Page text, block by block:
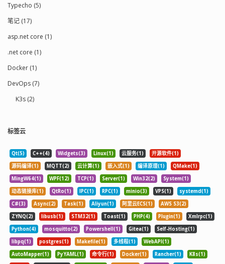
Typecho (5)
笔记 (17)
asp.net core (1)
.net core (1)
Docker (1)
DevOps (7)
K3s (2)
标签云
Qt(5) C++(4) Widgets(3) Linux(1) 云服务(1)
开源软件(1)
源码编译(1)
MQTT(2) 云计算(1) 嵌入式(1) 编译原理(1)
QMake(1)
MingW64(1)
WPF(12) TCP(1) Server(1) Win32(2)
System(1)
动态链接库(1)
QtRo(1) IPC(1) RPC(1) minio(3) VPS(1)
systemd(1)
C#(3)
Async(2) Task(1) Aliyun(1) 阿里云ECS(1)
AWS S3(2)
ZYNQ(2)
libusb(1) STM32(1) Toast(1) PHP(4) Plugin(1)
Xmlrpc(1)
Python(4)
mosquitto(2) Powershell(1) Gitea(1)
Self-Hosting(1)
libpq(1)
postgres(1) Makefile(1) 多线程(1)
WebAPI(1)
AutoMapper(1)
PyYAML(1) 命令行(1) Docker(1) Rancher(1)
K8s(1)